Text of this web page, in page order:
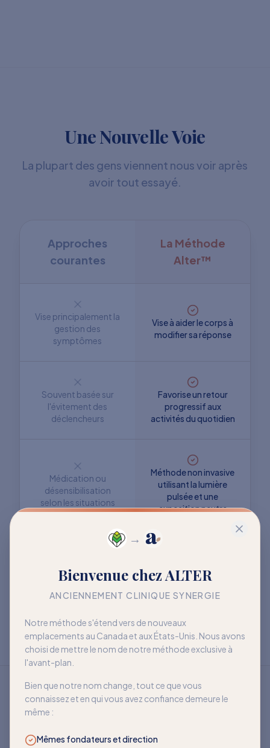
→
Bienvenue chez ALTER
ANCIENNEMENT CLINIQUE SYNERGIE
Notre méthode s'étend vers de nouveaux
emplacements au Canada et aux États-Unis. Nous avons
choisi de mettre le nom de notre méthode exclusive à
l'avant-plan.
Bien que notre nom change, tout ce que vous
connaissez et en qui vous avez confiance demeure le
même :
Mêmes fondateurs et direction
Une Nouvelle Voie
La plupart des gens viennent nous voir après
avoir tout essayé.
Approches
courantes
La Méthode
Alter™
Vise principalement la
gestion des
symptômes
Vise à aider le corps à
modifier sa réponse
Souvent basée sur
l'évitement des
déclencheurs
Favorise un retour
progressif aux
activités du quotidien
Médication ou
désensibilisation
selon les situations
Méthode non invasive
utilisant la lumière
pulsée et une
exposition neutre
Objectif : mieux vivre
avec la sensibilité
davantage de liberté